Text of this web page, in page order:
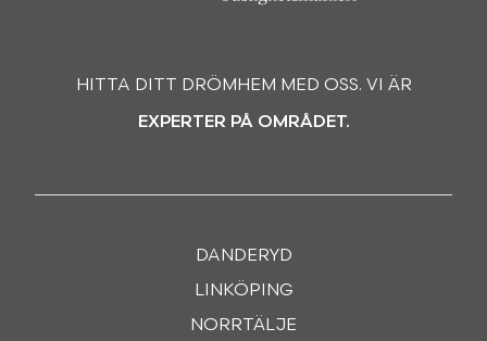
HITTA DITT DRÖMHEM MED OSS. VI ÄR
EXPERTER PÅ OMRÅDET.
DANDERYD
LINKÖPING
NORRTÄLJE